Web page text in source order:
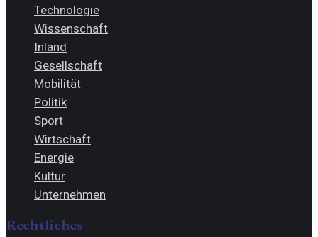
Technologie
Wissenschaft
Inland
Gesellschaft
Mobilität
Politik
Sport
Wirtschaft
Energie
Kultur
Unternehmen
Rechtliches